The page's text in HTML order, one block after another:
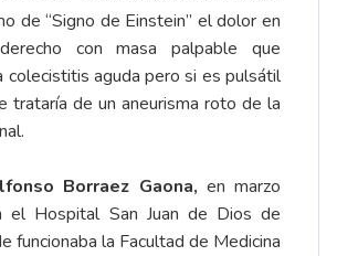
de “Signo de Einstein” el dolor en
con masa palpable que
colecistitis aguda pero si es pulsátil
trataría de un aneurisma roto de la
Borraez Gaona, en marzo
Hospital San Juan de Dios de
funcionaba la Facultad de Medicina